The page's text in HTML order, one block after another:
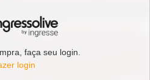
faça seu login.
login